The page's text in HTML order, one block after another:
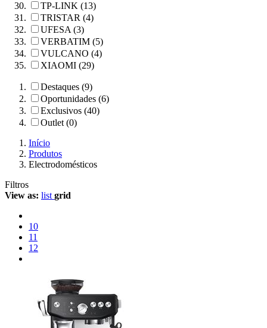
TP-LINK (13)
TRISTAR (4)
UFESA (3)
VERBATIM (5)
VULCANO (4)
XIAOMI (29)
Destaques (9)
Oportunidades (6)
Exclusivos (40)
Outlet (0)
Início
Produtos
Electrodomésticos
Filtros
View as: list grid
10
11
12